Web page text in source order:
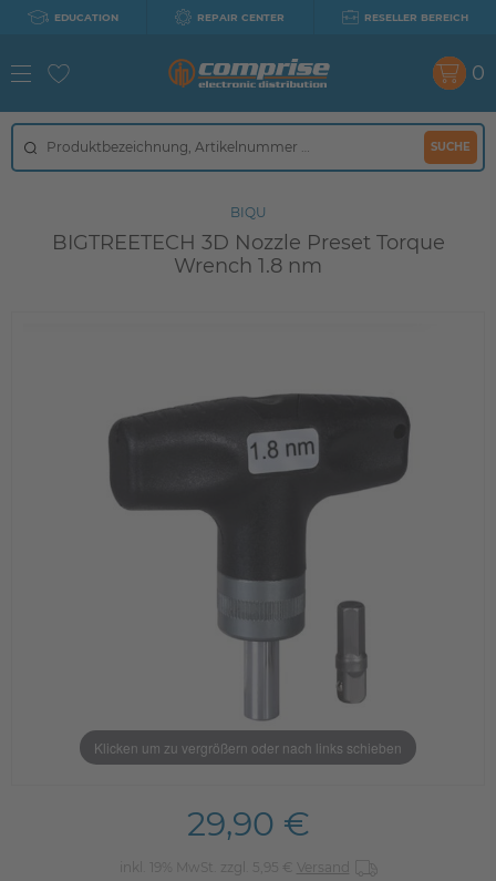
EDUCATION REPAIR CENTER RESELLER BEREICH
SUCHE
0
BIQU
BIGTREETECH 3D Nozzle Preset Torque
Wrench 1.8 nm
Klicken um zu vergrößern oder nach links schieben
29,90 €
inkl. 19% MwSt. zzgl. 5,95 € Versand